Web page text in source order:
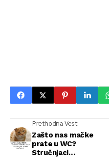
Prethodna Vest
Zašto nas mačke
prate u WC?
Stručnjaci